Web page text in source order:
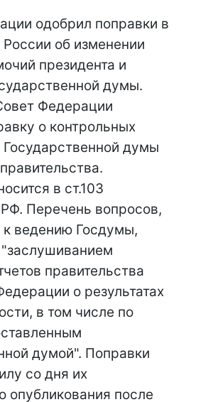
одобрил поправки в
об изменении
президента и
думы.
Федерации
о контрольных
думы
в ст.103
Перечень вопросов,
к ведению Госдумы,
правительства
о результатах
в том числе по
думой". Поправки
со дня их
опубликования после